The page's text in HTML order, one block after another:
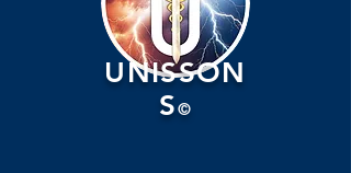
UNISSON
S©